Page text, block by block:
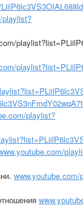
playlist?
playlist?
www.youtube.com/